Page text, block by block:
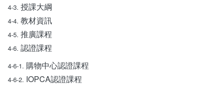
4-3. 授課大綱
4-4. 教材資訊
4-5. 推廣課程
4-6. 認證課程
4-6-1. 購物中心認證課程
4-6-2. IOPCA認證課程